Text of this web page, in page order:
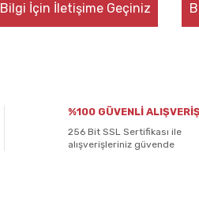
Bilgi İçin İletişime Geçiniz
%100 GÜVENLİ
256 Bit SSL Sertifikası ile
alışverişleriniz güvende